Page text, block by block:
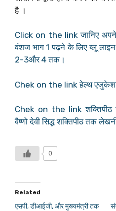
है ।
Click on the link जानिए अपने
वंशज भाग 1 पढ़ने के लिए ब्लू
2-3और 4 तक।
Chek on the link हेल्थ
Chek on the link शक्तिपीठ
वैष्णो देवी सिद्ध शक्तिपीठ तक
0
Related
एसपी, डीआईजी, और मुख्यमंत्री तक